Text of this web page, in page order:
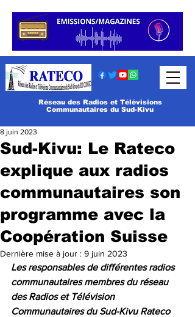
Réseau des Radios et Télévisions
Communautaires du Sud-Kivu
Sud-Kivu: Le Rateco
explique aux radios
communautaires son
programme avec la
Coopération Suisse
8 juin 2023
Dernière mise à jour : 9 juin 2023
Les responsables de différentes radios
communautaires membres du réseau
des Radios et Télévision
Communautaires du Sud-Kivu Rateco